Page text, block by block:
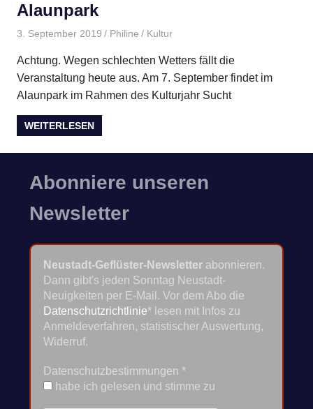
Alaunpark
3. September 2019 Philine Kultur
Achtung. Wegen schlechten Wetters fällt die
Veranstaltung heute aus. Am 7. September findet im
Alaunpark im Rahmen des Kulturjahr Sucht
WEITERLESEN
Abonniere unseren
Newsletter
Neustadt-Geflüster-Newsletter abonnieren.
Dann gibt's jeden Sonntag Neustadt-
Neuigkeiten per E-Mail. Vor dem Abo die
Datenschutzrichtlinie* lesen mit Infos zu
Anmeldeverfahren, statistischer Auswertung,
Widerruf.
Datenschutzbestimmungen *
habe ich gelesen und stimme zu